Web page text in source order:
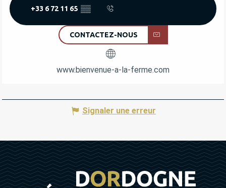
+33 6 72 11 65 ▒▒
CONTACTEZ-NOUS
www.bienvenue-a-la-ferme.com
Signaler une erreur